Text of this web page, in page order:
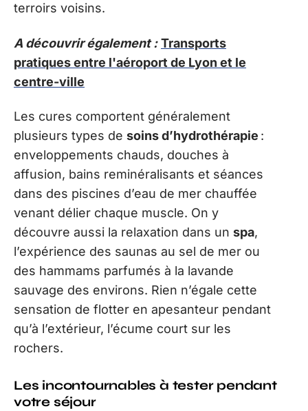
terroirs voisins.
A découvrir également : Transports
pratiques entre l'aéroport de Lyon et le
centre-ville
Les cures comportent généralement
plusieurs types de soins d’hydrothérapie :
enveloppements chauds, douches à
affusion, bains reminéralisants et séances
dans des piscines d’eau de mer chauffée
venant délier chaque muscle. On y
découvre aussi la relaxation dans un spa,
l’expérience des saunas au sel de mer ou
des hammams parfumés à la lavande
sauvage des environs. Rien n’égale cette
sensation de flotter en apesanteur pendant
qu’à l’extérieur, l’écume court sur les
rochers.
Les incontournables à tester pendant
votre séjour